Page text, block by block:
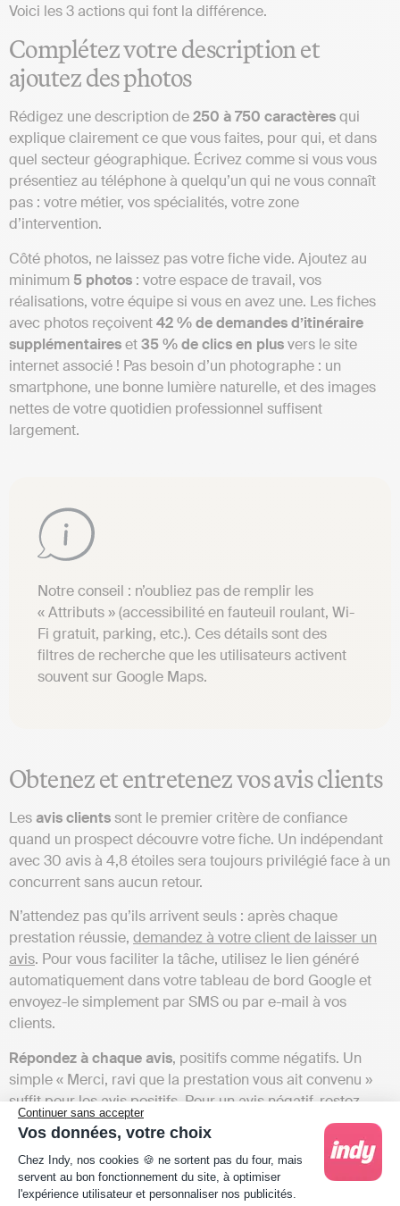
Continuer sans accepter
Vos données, votre choix
Plateforme de Gestion du Consentement :
Chez Indy, nos cookies 🍪 ne sortent pas du four, mais
servent au bon fonctionnement du site, à optimiser
l'expérience utilisateur et personnaliser nos publicités.
Voici les 3 actions qui font la différence.
Complétez votre description et
ajoutez des photos
Rédigez une description de250 à 750 caractèresqui
explique clairement ce que vous faites, pour qui, et dans
quel secteur géographique. Écrivez comme si vous vous
présentiez au téléphone à quelqu’un qui ne vous connaît
pas : votre métier, vos spécialités, votre zone
d’intervention.
Côté photos, ne laissez pas votre fiche vide. Ajoutez au
minimum 5 photos : votre espace de travail, vos
réalisations, votre équipe si vous en avez une. Les fiches
avec photos reçoivent42 % de demandes d’itinéraire
supplémentaireset35 % de clics en plusvers le site
internet associé ! Pas besoin d’un photographe : un
smartphone, une bonne lumière naturelle, et des images
nettes de votre quotidien professionnel suffisent
largement.
Notre conseil : n’oubliez pas de remplir les
« Attributs » (accessibilité en fauteuil roulant, Wi-
Fi gratuit, parking, etc.). Ces détails sont des
filtres de recherche que les utilisateurs activent
souvent sur Google Maps.
Obtenez et entretenez vos avis clients
Lesavis clientssont le premier critère de confiance
quand un prospect découvre votre fiche. Un indépendant
avec 30 avis à 4,8 étoiles sera toujours privilégié face à un
concurrent sans aucun retour.
N’attendez pas qu’ils arrivent seuls : après chaque
prestation réussie, demandez à votre client de laisser un
avis. Pour vous faciliter la tâche, utilisez le lien généré
automatiquement dans votre tableau de bord Google et
envoyez-le simplement par SMS ou par e-mail à vos
clients.
Répondez à chaque avis, positifs comme négatifs. Un
simple « Merci, ravi que la prestation vous ait convenu »
suffit pour les avis positifs. Pour un avis négatif, restez
posé et professionnel : les prospects lisent les réponses
autant que les avis eux-mêmes.